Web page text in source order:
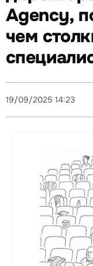
Agency,
чем
19/09/2025 14:23